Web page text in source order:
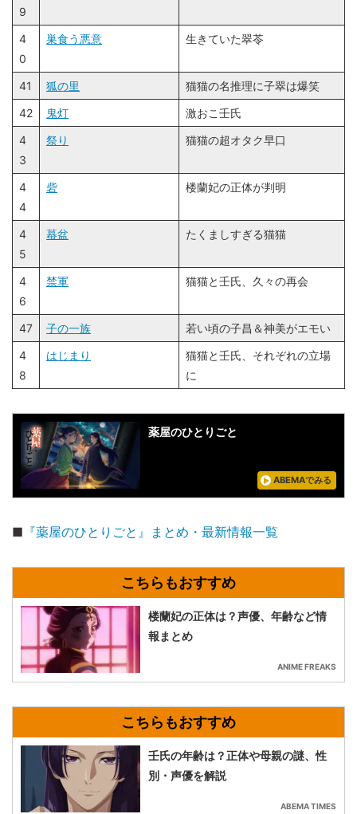
9
4
0
巣食う悪意 生きていた翠苓
41 狐の里
猫猫の名推理に子翠は爆笑
42
鬼灯
激おこ壬氏
4
3
祭り 猫猫の超オタク早口
4
4
砦 楼蘭妃の正体が判明
4
5
蟇盆 たくましすぎる猫猫
4
6
禁軍 猫猫と壬氏、久々の再会
47 子の一族
若い頃の子昌＆神美がエモい
4
8
はじまり
猫猫と壬氏、それぞれの立場
に
薬屋のひとりごと
ABEMAでみる
■ 『薬屋のひとりごと』まとめ・最新情報一覧
楼蘭妃の正体は？声優、年齢など情
報まとめ
ANIME FREAKS
壬氏の年齢は？正体や母親の謎、性
別・声優を解説
ABEMA TIMES